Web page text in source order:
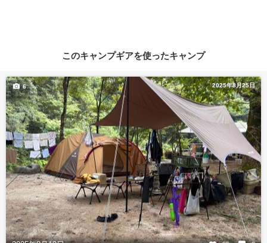
このキャンプギアを使ったキャンプ
2025年8月25日
6